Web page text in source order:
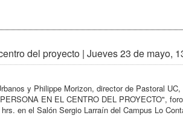
del proyecto | Jueves 23 de mayo,
y Philippe Morizon, director de Pastoral UC,
EN EL CENTRO DEL PROYECTO",
en el Salón Sergio Larraín del Campus Lo